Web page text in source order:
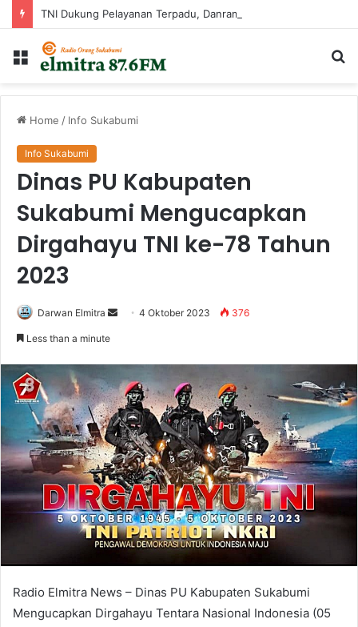
Menu
Home / Info Sukabumi
Info Sukabumi
Dinas PU Kabupaten
Sukabumi Mengucapkan
Dirgahayu TNI ke-78 Tahun
2023
Darwan Elmitra
Send4 Oktober 2023 376
Less than a minute
Radio Elmitra News – Dinas PU Kabupaten Sukabumi
Mengucapkan Dirgahayu Tentara Nasional Indonesia (05